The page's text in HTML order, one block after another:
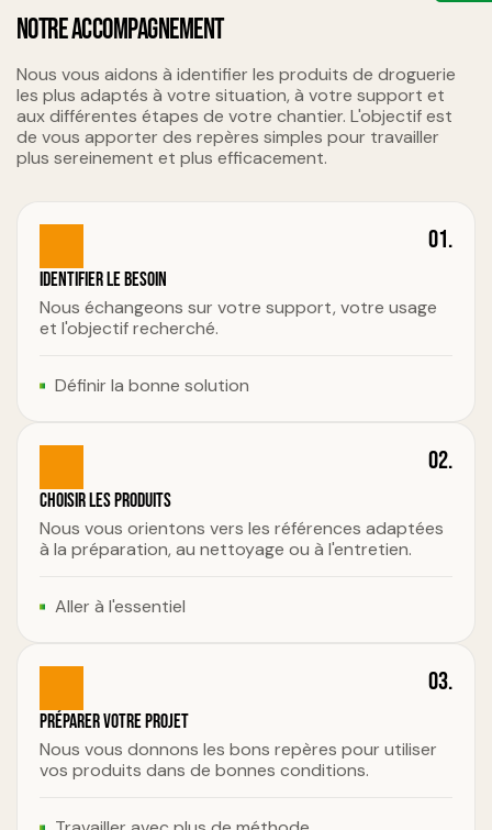
NOTRE ACCOMPAGNEMENT
Nous vous aidons à identifier les produits de droguerie
les plus adaptés à votre situation, à votre support et
aux différentes étapes de votre chantier. L'objectif est
de vous apporter des repères simples pour travailler
plus sereinement et plus efficacement.
01.
Identifier le besoin
Nous échangeons sur votre support, votre usage
et l'objectif recherché.
Définir la bonne solution
02.
Choisir les produits
Nous vous orientons vers les références adaptées
à la préparation, au nettoyage ou à l'entretien.
Aller à l'essentiel
03.
Préparer votre projet
Nous vous donnons les bons repères pour utiliser
vos produits dans de bonnes conditions.